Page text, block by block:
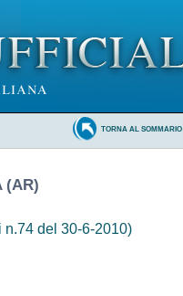
TORNA AL SOMMARIO
(AR)
del 30-6-2010)